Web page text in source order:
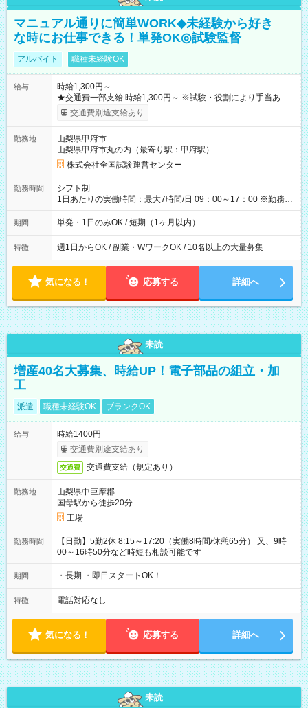
マニュアル通りに簡単WORK◆未経験から好き
な時にお仕事できる！単発OK◎試験監督
アルバイト 職種未経験OK
給与
時給1,300円～
★交通費一部支給 時給1,300円～ ※試験・役割により手当あり
※勤務回数により昇給あり 【即給（前払い）オプションあ
り！】 希望される場合、勤務から1週間ほどで給与の一部を受け
例】 ・河合塾模擬試験 8:30～17:30（休憩1時間） 時給1,300円
×8時間＝日収10,400円＋交通費 ※当日の役割により時給＋100
円の場合あり ・国家試験 7:00～13:30（休憩なし） 時給1,300
円（役割手当＋100円）×6時間＝日収8,400円＋交通費 【試用期
間】試用期間なし
交通費別途支給あり
勤務地
山梨県甲府市
山梨県甲府市丸の内（最寄り駅：甲府駅）
株式会社全国試験運営センター
勤務時間
シフト制
1日あたりの実働時間：最大7時間/日 09：00～17：00 ※勤務時
間は 試験により異なります。
期間 単発・1日のみOK / 短期（1ヶ月以内）
特徴 週1日からOK / 副業・WワークOK / 10名以上の大量募集
気になる！ 応募する 詳細へ
未読
増産40名大募集、時給UP！電子部品の組立・加
工
派遣 職種未経験OK ブランクOK
給与
時給1400円
交通費別途支給あり
交通費 交通費支給（規定あり）
勤務地
山梨県中巨摩郡
国母駅から徒歩20分
工場
勤務時間
【日勤】5勤2休 8:15～17:20（実働8時間/休憩65分） 又、9時
00～16時50分など時短も相談可能です
期間 ・長期 ・即日スタートOK！
特徴 電話対応なし
気になる！ 応募する 詳細へ
未読